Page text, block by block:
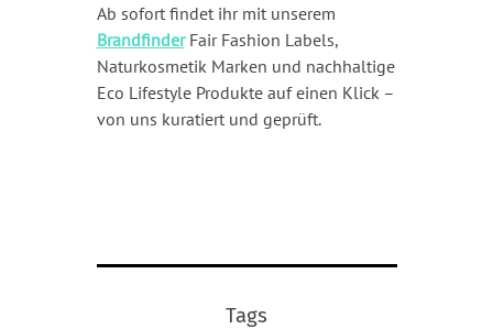
Ab sofort findet ihr mit unserem
BrandfinderFair Fashion Labels,
Naturkosmetik Marken und nachhaltige
Eco Lifestyle Produkte auf einen Klick –
von uns kuratiert und geprüft.
Tags